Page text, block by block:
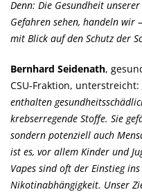
Denn: Die Gesundheit
Gefahren sehen, handeln wir
mit Blick auf den Schutz der
Bernhard Seidenath,
CSU-Fraktion, unterstreicht:
enthalten
krebserregende Stoffe. Sie
sondern potenziell auch
ist es, vor allem Kinder und
Vapes sind oft der Einstieg
Nikotinabhängigkeit. Unser